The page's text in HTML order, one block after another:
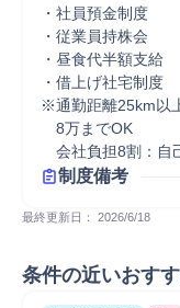
・社員預金制度
・従業員持株会
・昼食代半額支給
・借上げ社宅制度
※通勤距離25km以
8万までOK
会社負担8割：自
制度備考
最終更新日： 2026/6/18
条件の近いおす